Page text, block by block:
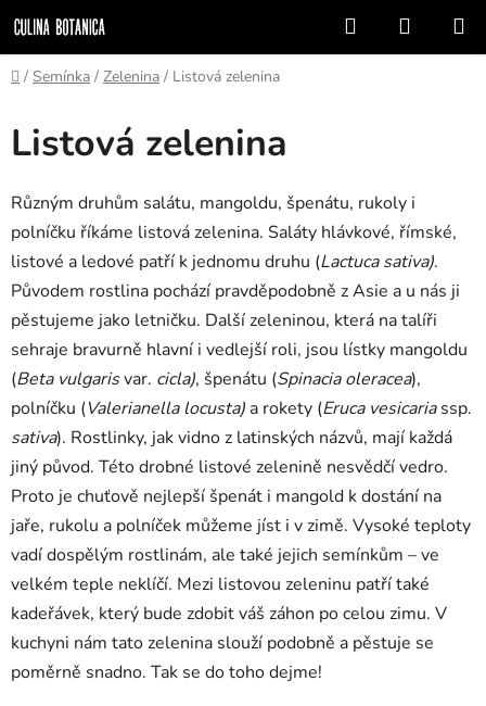
na
obsah
Hľadať
KOŠÍK
Domov
/ Semínka / Zelenina / Listová zelenina
Listová zelenina
Různým druhům salátu, mangoldu, špenátu, rukoly i
polníčku říkáme listová zelenina. Saláty hlávkové, římské,
listové a ledové patří k jednomu druhu (Lactuca sativa).
Původem rostlina pochází pravděpodobně z Asie a u nás ji
pěstujeme jako letničku. Další zeleninou, která na talíři
sehraje bravurně hlavní i vedlejší roli, jsou lístky mangoldu
(Beta vulgarisvar. cicla), špenátu (Spinacia oleracea),
polníčku (Valerianella locusta) a rokety (Eruca vesicariassp.
sativa). Rostlinky, jak vidno z latinských názvů, mají každá
jiný původ. Této drobné listové zelenině nesvědčí vedro.
Proto je chuťově nejlepší špenát i mangold k dostání na
jaře, rukolu a polníček můžeme jíst i v zimě. Vysoké teploty
vadí dospělým rostlinám, ale také jejich semínkům – ve
velkém teple neklíčí. Mezi listovou zeleninu patří také
kadeřávek, který bude zdobit váš záhon po celou zimu. V
kuchyni nám tato zelenina slouží podobně a pěstuje se
poměrně snadno. Tak se do toho dejme!